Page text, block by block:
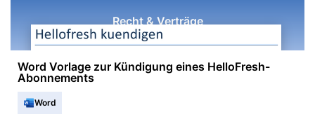
Recht & Verträge
Word Vorlage zur Kündigung eines HelloFresh-
Abonnements
Word